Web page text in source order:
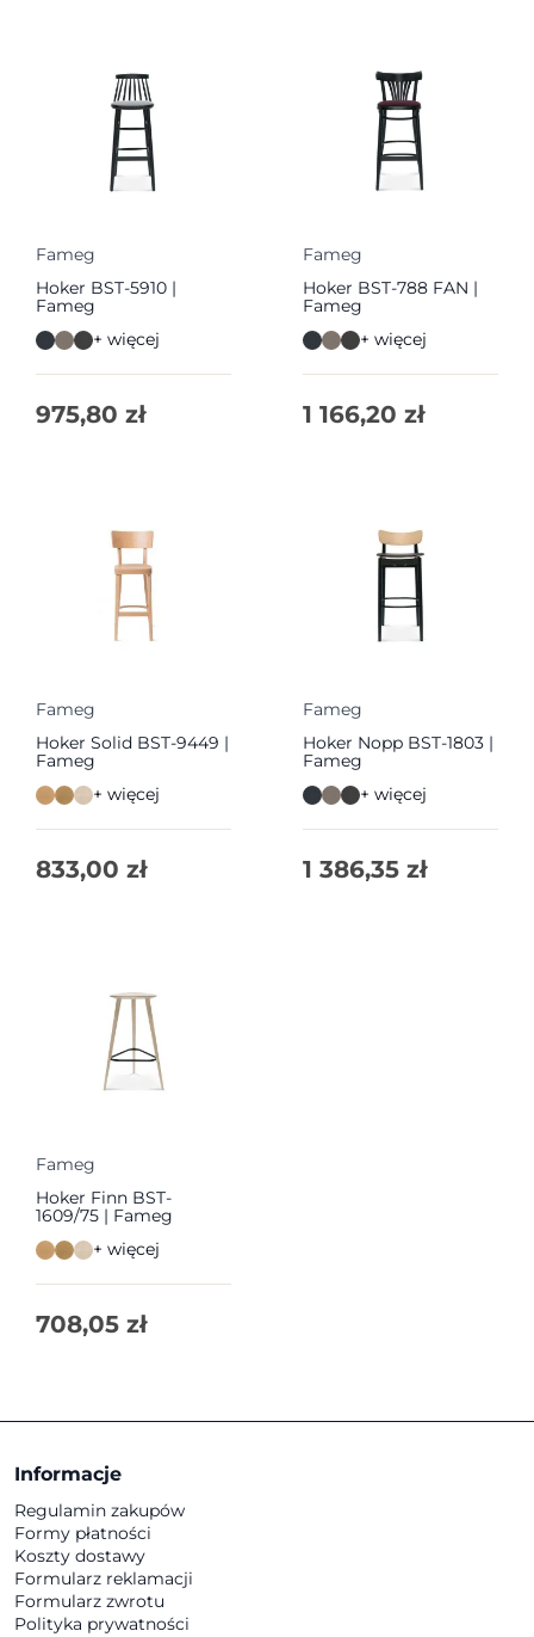
Fameg
Hoker BST-5910 |
Fameg
+ więcej
975,80 zł
Fameg
Hoker BST-788 FAN |
Fameg
+ więcej
1 166,20 zł
Fameg
Hoker Solid BST-9449 |
Fameg
+ więcej
833,00 zł
Fameg
Hoker Nopp BST-1803 |
Fameg
+ więcej
1 386,35 zł
Fameg
Hoker Finn BST-
1609/75 | Fameg
+ więcej
708,05 zł
Informacje
Regulamin zakupów
Formy płatności
Koszty dostawy
Formularz reklamacji
Formularz zwrotu
Polityka prywatności